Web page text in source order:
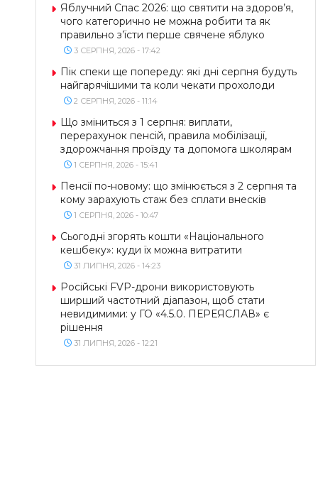
Яблучний Спас 2026: що святити на здоров’я,
чого категорично не можна робити та як
правильно з’їсти перше свячене яблуко
3 СЕРПНЯ, 2026 - 17:42
Пік спеки ще попереду: які дні серпня будуть
найгарячішими та коли чекати прохолоди
2 СЕРПНЯ, 2026 - 11:14
Що зміниться з 1 серпня: виплати,
перерахунок пенсій, правила мобілізації,
здорожчання проїзду та допомога школярам
1 СЕРПНЯ, 2026 - 15:41
Пенсії по-новому: що змінюється з 2 серпня та
кому зарахують стаж без сплати внесків
1 СЕРПНЯ, 2026 - 10:47
Сьогодні згорять кошти «Національного
кешбеку»: куди їх можна витратити
31 ЛИПНЯ, 2026 - 14:23
Російські FVP-дрони використовують
ширший частотний діапазон, щоб стати
невидимими: у ГО «4.5.0. ПЕРЕЯСЛАВ» є
рішення
31 ЛИПНЯ, 2026 - 12:21